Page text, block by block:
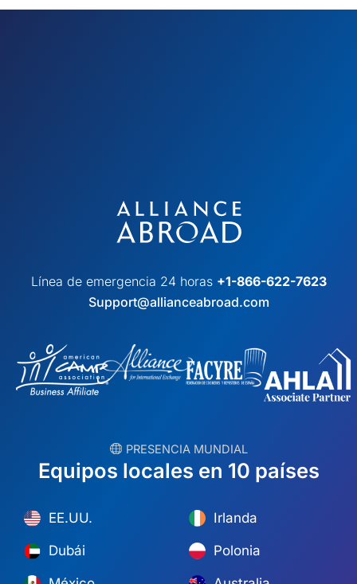
Línea de emergencia 24 horas +1-866-622-7623
Support@allianceabroad.com
︎ PRESENCIA MUNDIAL
Equipos locales en 10 países
EE.UU.
Dubái
Irlanda
Polonia